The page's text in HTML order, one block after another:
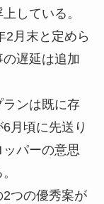
している。
2月末と定めら
遅延は追加
ンは既に存
月頃に先送り
パーの意思
つの優秀案が